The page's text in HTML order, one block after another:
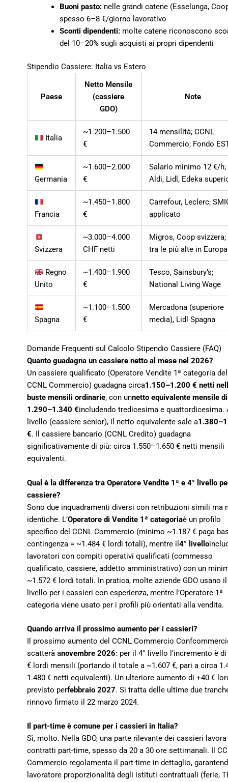
Buoni pasto:nelle grandi catene (Esselunga,
spesso 6–8 €/giorno lavorativo
Sconti dipendenti:molte catene riconoscono
del 10–20% sugli acquisti ai propri dipendenti
Stipendio Cassiere: Italia vs Estero
Paese
Netto Mensile
(cassiere
GDO)
Note
Italia
~1.200–1.500
€
14 mensilità; CCNL
Commercio; Fondo
Germania
~1.600–2.000
€
Salario minimo 12 €/h;
Aldi, Lidl, Edeka
Francia
~1.450–1.800
€
Carrefour, Leclerc;
applicato
Svizzera
~3.000–4.000
CHF netti
Migros, Coop svizzera;
tra le più alte in Europa
Regno
Unito
~1.400–1.900
€
Tesco, Sainsbury’s;
National Living Wage
Spagna
~1.100–1.500
€
Mercadona (superiore
media), Lidl Spagna
Domande Frequenti sul Calcolo Stipendio Cassiere (FAQ)
Quanto guadagna un cassiere netto al mese nel 2026?
Un cassiere qualificato (Operatore Vendite 1ª categoria del
CCNL Commercio) guadagna circa1.150–1.200 € netti
buste mensili ordinarie, con unnetto equivalente mensile di
1.290–1.340 €includendo tredicesima e quattordicesima.
livello (cassiere senior), il netto equivalente sale a
€. Il cassiere bancario (CCNL Credito) guadagna
significativamente di più: circa 1.550–1.650 € netti mensili
equivalenti.
Qual è la differenza tra Operatore Vendite 1ª e 4° livello
cassiere?
Sono due inquadramenti diversi con retribuzioni simili ma
identiche. L’Operatore di Vendite 1ª categoriaè un profilo
specifico del CCNL Commercio (minimo ~1.187 € paga
contingenza = ~1.484 € lordi totali), mentre il 4° livello
lavoratori con compiti operativi qualificati (commesso
qualificato, cassiere, addetto amministrativo) con un
~1.572 € lordi totali. In pratica, molte aziende GDO usano il
livello per i cassieri con esperienza, mentre l’Operatore 1ª
categoria viene usato per i profili più orientati alla vendita.
Quando arriva il prossimo aumento per i cassieri?
Il prossimo aumento del CCNL Commercio
scatterà anovembre 2026: per il 4° livello l’incremento è
€ lordi mensili (portando il totale a ~1.607 €, pari a circa
1.480 € netti equivalenti). Un ulteriore aumento di +40 €
previsto perfebbraio 2027. Si tratta delle ultime due
rinnovo firmato il 22 marzo 2024.
Il part-time è comune per i cassieri in Italia?
Sì, molto. Nella GDO, una parte rilevante dei cassieri
contratti part-time, spesso da 20 a 30 ore settimanali. Il
Commercio regolamenta il part-time in dettaglio,
lavoratore proporzionalità degli istituti contrattuali (ferie,